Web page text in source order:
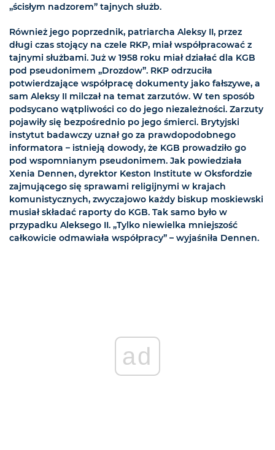
„ścisłym nadzorem” tajnych służb.
Również jego poprzednik, patriarcha Aleksy II, przez
długi czas stojący na czele RKP, miał współpracować z
tajnymi służbami. Już w 1958 roku miał działać dla KGB
pod pseudonimem „Drozdow”. RKP odrzuciła
potwierdzające współpracę dokumenty jako fałszywe, a
sam Aleksy II milczał na temat zarzutów. W ten sposób
podsycano wątpliwości co do jego niezależności. Zarzuty
pojawiły się bezpośrednio po jego śmierci. Brytyjski
instytut badawczy uznał go za prawdopodobnego
informatora – istnieją dowody, że KGB prowadziło go
pod wspomnianym pseudonimem. Jak powiedziała
Xenia Dennen, dyrektor Keston Institute w Oksfordzie
zajmującego się sprawami religijnymi w krajach
komunistycznych, zwyczajowo każdy biskup moskiewski
musiał składać raporty do KGB. Tak samo było w
przypadku Aleksego II. „Tylko niewielka mniejszość
całkowicie odmawiała współpracy” – wyjaśniła Dennen.
ad